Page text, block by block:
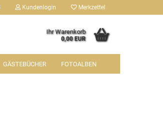
Kundenlogin Merkzettel
Ihr Warenkorb
0,00 EUR
GÄSTEBÜCHER FOTOALBEN